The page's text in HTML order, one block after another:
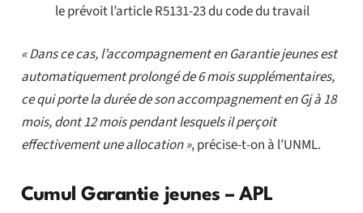
le prévoit l’article R5131-23 du code du travail
« Dans ce cas, l’accompagnement en Garantie jeunes est
automatiquement prolongé de 6 mois supplémentaires,
ce qui porte la durée de son accompagnement en Gj à 18
mois, dont 12 mois pendant lesquels il perçoit
effectivement une allocation », précise-t-on à l’UNML.
Cumul Garantie jeunes – APL